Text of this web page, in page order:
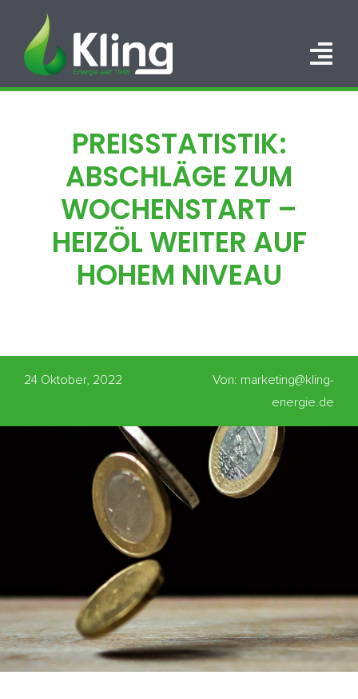
springen
PORTFOLIO
KARRIERE
PREISSTATISTIK:
ABSCHLÄGE ZUM
WOCHENSTART –
HEIZÖL WEITER AUF
HOHEM NIVEAU
24 Oktober, 2022
Von: marketing@kling-
energie.de